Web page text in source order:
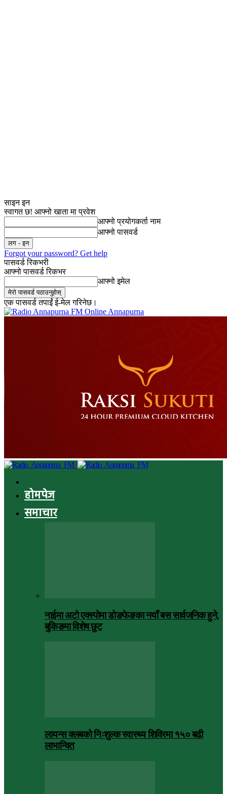
साइन इन
स्वागत छ! आफ्नो खाता मा प्रवेश
आफ्नो प्रयोगकर्ता नाम
आफ्नो पासवर्ड
Forgot your password? Get help
पासवर्ड रिकभरी
आफ्नो पासवर्ड रिकभर
आफ्नो इमेल
एक पासवर्ड तपाईं ई-मेल गरिनेछ।
Online Annapurna
होमपेज
समाचार
नाईमा अटो एक्स्पोमा डोङफेङका नयाँ बस सार्वजनिक हुने,
बुकिङमा विशेष छुट
लायन्स क्लबको निःशुल्क स्वास्थ्य शिविरमा १५० बढी
लाभान्वित